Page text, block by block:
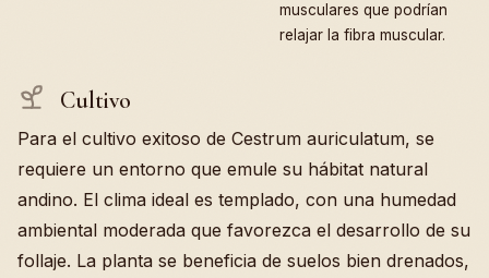
musculares que podrían
relajar la fibra muscular.
Cultivo
Para el cultivo exitoso de Cestrum auriculatum, se
requiere un entorno que emule su hábitat natural
andino. El clima ideal es templado, con una humedad
ambiental moderada que favorezca el desarrollo de su
follaje. La planta se beneficia de suelos bien drenados,